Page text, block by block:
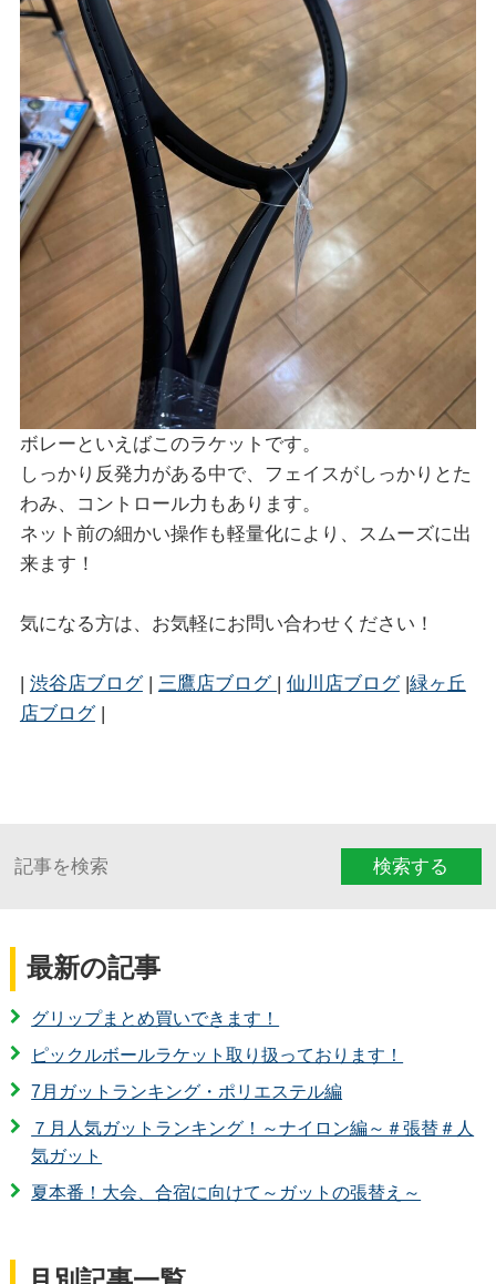
ボレーといえばこのラケットです。
しっかり反発力がある中で、フェイスがしっかりとた
わみ、コントロール力もあります。
ネット前の細かい操作も軽量化により、スムーズに出
来ます！
気になる方は、お気軽にお問い合わせください！
| 渋谷店ブログ| 三鷹店ブログ | 仙川店ブログ|緑ヶ丘
店ブログ|
検索する
最新の記事
グリップまとめ買いできます！
ピックルボールラケット取り扱っております！
7月ガットランキング・ポリエステル編
７月人気ガットランキング！～ナイロン編～＃張替＃人
気ガット
夏本番！大会、合宿に向けて～ガットの張替え～